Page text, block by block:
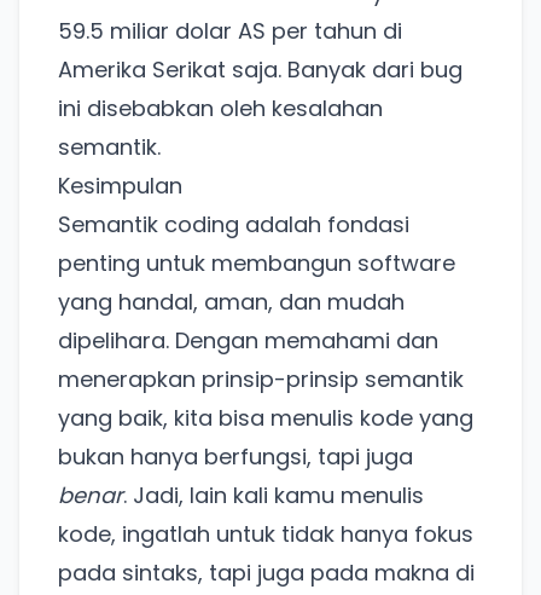
59.5 miliar dolar AS per tahun di
Amerika Serikat saja. Banyak dari bug
ini disebabkan oleh kesalahan
semantik.
Kesimpulan
Semantik coding adalah fondasi
penting untuk membangun software
yang handal, aman, dan mudah
dipelihara. Dengan memahami dan
menerapkan prinsip-prinsip semantik
yang baik, kita bisa menulis kode yang
bukan hanya berfungsi, tapi juga
benar. Jadi, lain kali kamu menulis
kode, ingatlah untuk tidak hanya fokus
pada sintaks, tapi juga pada makna di
Ada Website Baru!
Khusus untuk kamu yang mau coba
Punya website SMM baru nih! Coba BulkFame
untuk pengalaman lebih baik.
Tanpa daftar ulang, gratis dicoba. Kamu tetap bisa
pakai Zona Sosmed kapan saja.
Coba BulkFame
Lain kali saja